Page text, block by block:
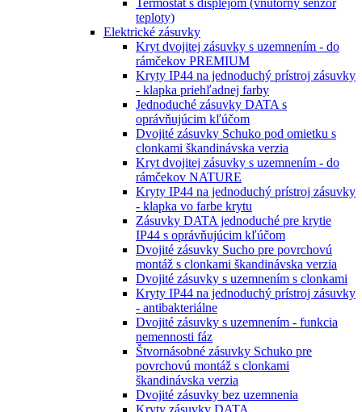
Termostat s displejom (vnútorný senzor
teploty)
Elektrické zásuvky
Kryt dvojitej zásuvky s uzemnením - do
rámčekov PREMIUM
Kryty IP44 na jednoduchý prístroj zásuvky
- klapka priehľadnej farby
Jednoduché zásuvky DATA s
oprávňujúcim kľúčom
Dvojité zásuvky Schuko pod omietku s
clonkami škandinávska verzia
Kryt dvojitej zásuvky s uzemnením - do
rámčekov NATURE
Kryty IP44 na jednoduchý prístroj zásuvky
- klapka vo farbe krytu
Zásuvky DATA jednoduché pre krytie
IP44 s oprávňujúcim kľúčom
Dvojité zásuvky Sucho pre povrchovú
montáž s clonkami škandinávska verzia
Dvojité zásuvky s uzemnením s clonkami
Kryty IP44 na jednoduchý prístroj zásuvky
- antibakteriálne
Dvojité zásuvky s uzemnením - funkcia
nemennosti fáz
Štvornásobné zásuvky Schuko pre
povrchovú montáž s clonkami
škandinávska verzia
Dvojité zásuvky bez uzemnenia
Kryty zásuvky DATA